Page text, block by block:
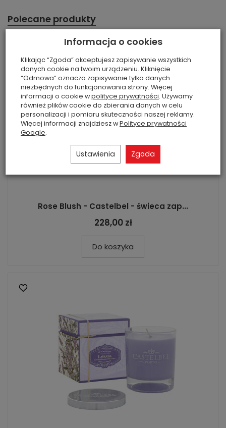
Polecane produkty
Rose Blush - Castelbel - świeca zap...
228,00 zł
Do koszyka
Informacja o cookies
Klikając “Zgoda” akceptujesz zapisywanie wszystkich
danych cookie na twoim urządzeniu. Kliknięcie
“Odmowa” oznacza zapisywanie tylko danych
niezbędnych do funkcjonowania strony. Więcej
informacji o cookie wpolityce prywatności. Używamy
również plików cookie do zbierania danych w celu
personalizacji i pomiaru skuteczności naszej reklamy.
Więcej informacji znajdziesz wPolityce prywatności
Google.
Ustawienia Zgoda